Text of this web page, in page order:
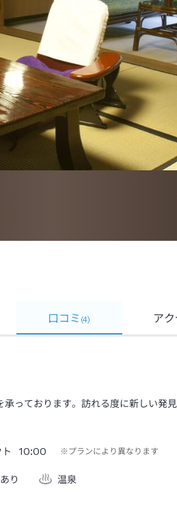
口コミ (4) ア
っております。訪れる度に新しい発
10:00 ※プランにより異なります
り
温泉